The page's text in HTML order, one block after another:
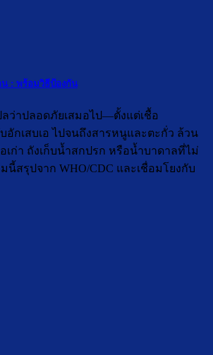
: พร้อมวิธีป้องกัน
ว่าปลอดภัยเสมอไป—ตั้งแต่เชื้อ
อักเสบเอ ไปจนถึงสารหนูและตะกั่ว ล้วน
ก่า ถังเก็บน้ำสกปรก หรือน้ำบาดาลที่ไม่
นี้สรุปจาก WHO/CDC และเชื่อมโยงกับ